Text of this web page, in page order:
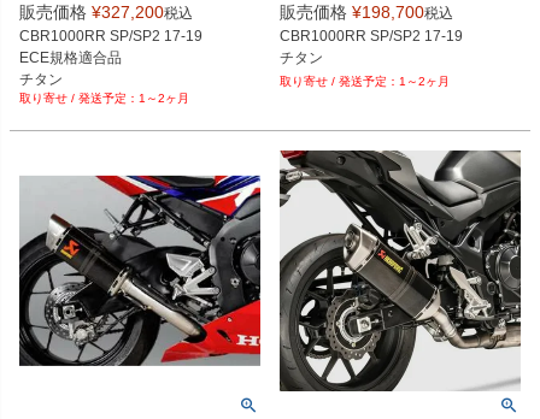
S-H10SO17-HAPXLT/1
販売価格 ¥327,200税込
CBR1000RR SP/SP2 17-19
ECE規格適合品
チタン
1～2ヶ月
販売価格 ¥198,700税込
CBR1000RR SP/SP2 17-19
チタン
1～2ヶ月